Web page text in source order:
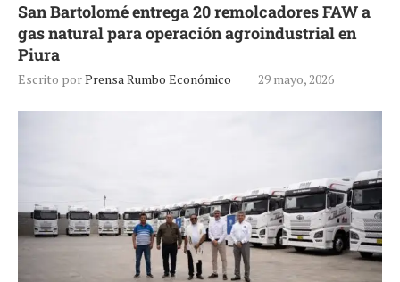
San Bartolomé entrega 20 remolcadores FAW a
gas natural para operación agroindustrial en
Piura
Escrito porPrensa Rumbo Económico 29 mayo, 2026